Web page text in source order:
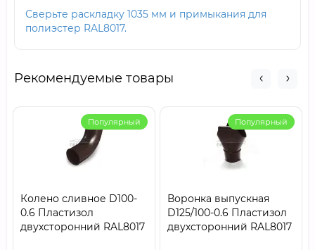
Сверьте раскладку 1035 мм и примыкания для
полиэстер RAL8017.
Рекомендуемые товары
Популярный
Колено сливное D100-
0.6 Пластизол
двухсторонний RAL8017
Популярный
Воронка выпускная
D125/100-0.6 Пластизол
двухсторонний RAL8017